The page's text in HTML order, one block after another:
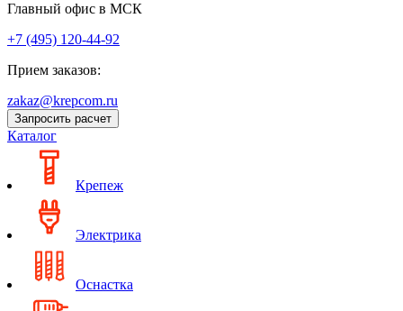
Главный офис в МСК
+7 (495) 120-44-92
Прием заказов:
zakaz@krepcom.ru
Запросить расчет
Каталог
Крепеж
Электрика
Оснастка